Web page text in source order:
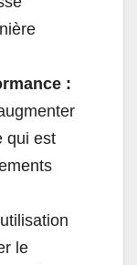
:
qui est
le